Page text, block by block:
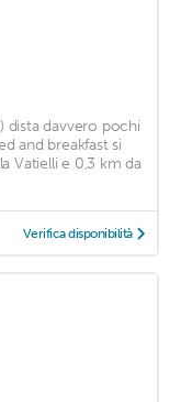
dista davvero pochi
and breakfast si
Vatielli e 0,3 km da
Verifica disponibilità